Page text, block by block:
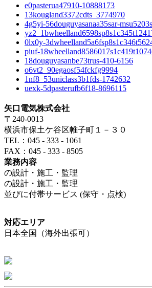
e0pasterua47910-10888173
13kougland3372cdts_3774970
4g5yi-56douguyasanaa35sar-
0lx0y-
piuf-
18douguyasanbe73trus-410-6156
o6vt2_90egaosf54fckfg9994
1nf8_53uniclass3b1fds-1742632
uexk-5dpasterufb6f18-8696115
矢口電気株式会社
〒240-0013
横浜市保土ケ谷区帷子町１－３０
TEL：045 - 333 - 1061
FAX：045 - 333 - 8505
業務内容
の設計・施工・監理
の設計・施工・監理
並びに付帯サービス (保守・点検)
対応エリア
日本全国（海外出張可）